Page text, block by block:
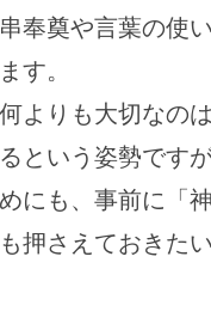
奉奠や言葉の使
す。
よりも大切なの
という姿勢です
にも、事前に「
押さえておきた